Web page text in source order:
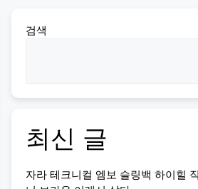
검색
최신 글
자라 테크니컬 엠보 슬링백 하이힐